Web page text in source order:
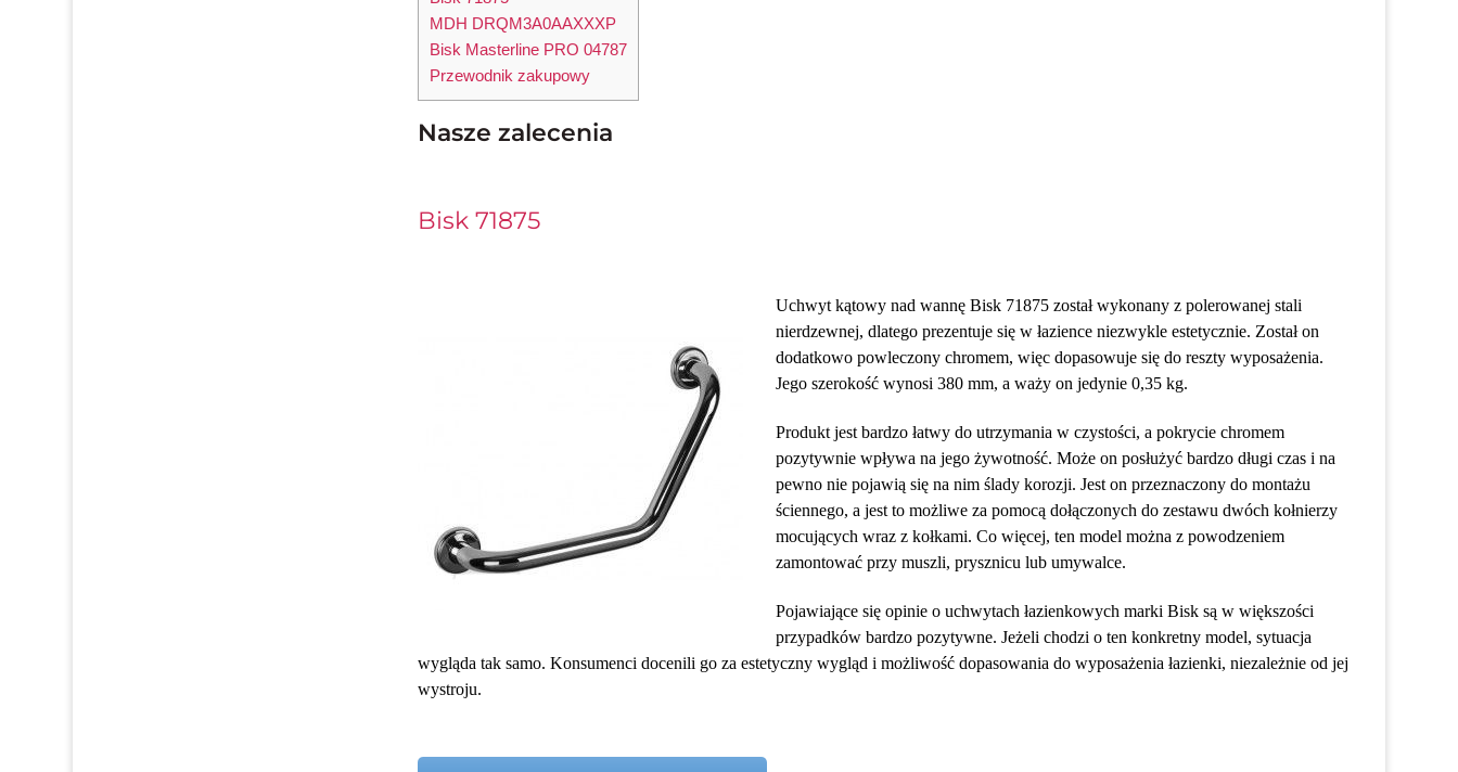
MDH DRQM3A0AAXXXP
Bisk Masterline PRO 04787
Przewodnik zakupowy
Nasze zalecenia
Bisk 71875
Uchwyt kątowy nad wannę Bisk 71875 został wykonany z polerowanej stali
nierdzewnej, dlatego prezentuje się w łazience niezwykle estetycznie. Został on
dodatkowo powleczony chromem, więc dopasowuje się do reszty wyposażenia.
Jego szerokość wynosi 380 mm, a waży on jedynie 0,35 kg.
Produkt jest bardzo łatwy do utrzymania w czystości, a pokrycie chromem
pozytywnie wpływa na jego żywotność. Może on posłużyć bardzo długi czas i na
pewno nie pojawią się na nim ślady korozji. Jest on przeznaczony do montażu
ściennego, a jest to możliwe za pomocą dołączonych do zestawu dwóch kołnierzy
mocujących wraz z kołkami. Co więcej, ten model można z powodzeniem
zamontować przy muszli, prysznicu lub umywalce.
Pojawiające się opinie o uchwytach łazienkowych marki Bisk są w większości
przypadków bardzo pozytywne. Jeżeli chodzi o ten konkretny model, sytuacja
wygląda tak samo. Konsumenci docenili go za estetyczny wygląd i możliwość dopasowania do wyposażenia łazienki, niezależnie od jej
wystroju.